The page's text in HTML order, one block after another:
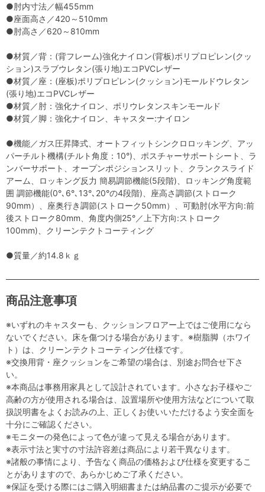
●肘内寸法／幅455mm
●座面高さ／420～510mm
●肘高さ／620～810mm
●材質／背：(背フレーム)強化ナイロン(背板)ポリプロピレン(クッ
ション)スラブウレタン(張り地)エコPVCレザー
●材質／座：(座板)ポリプロピレン(クッション)モールドウレタン
(張り地)エコPVCレザー
●材質／肘：強化ナイロン、ポリウレタンスキンモールド
●材質／脚：強化ナイロン、キャスター:ナイロン
●機能／ガス圧昇降式、オートフィットシンクロロッキング、アッ
パーチルト機構(チルト角度：10°)、ポスチャーサポートシート、ラ
ンバーサポート、オープンポジションスリット、クランクスライド
アーム、ロッキング反力 簡易調節機能(5段階)、ロッキング角度範
囲 調節機能(0°､6°､13°､20°の4段階)、座高さ調節(ストローク
90mm）、座奥行き調節(ストローク50mm）、可動肘(水平方向:前
後ストローク80mm、角度内側25°／上下方向:ストローク
100mm)、クリーンテクトコーティング
●質量／約14.8ｋｇ
商品注意事項
※いずれのキャスターも、クッションフロアー上ではご使用になら
ないでください。床を傷つける場合があります。※樹脂脚（ホワイ
ト）は、クリーンテクトコーティング仕様です。
※交換用背・座クッションをご希望の場合は、別途お問合せ下さ
い。
※本商品は事務用家具として設計されています。小さなお子様やご
高齢の方が使用される場合は、設置場所や使用方法などについて取
扱説明書をよくお読みの上、正しくお使いいただけるよう安全面を
十分にご確認ください。
※モニターの発色によって色が違って見える場合があります。
※表示寸法と実寸の寸法許容差は商品により若干異なります。
※諸般の事情により、予告なく商品の価格および仕様を変更するこ
とがありますので、あらかじめご了承ください。
※保証を受ける際にはご購入明細書または納品書のご提示が必要で